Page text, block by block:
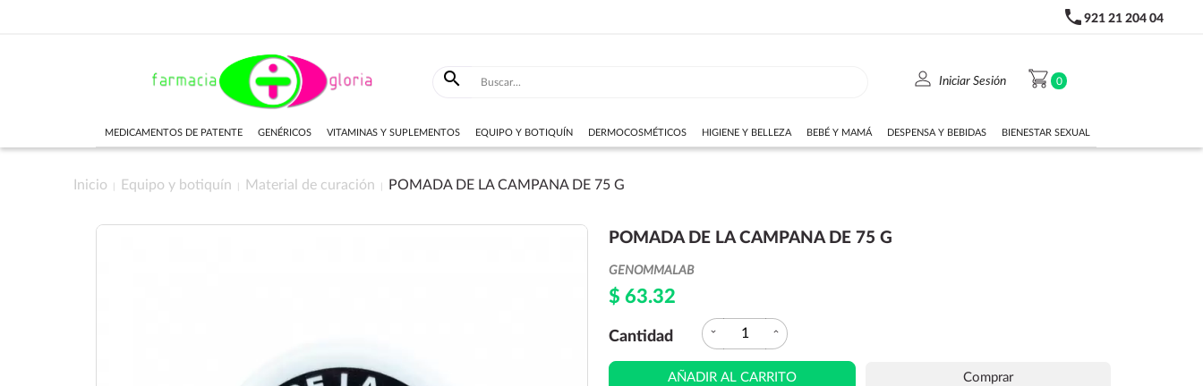
phone 921 21 204 04
 person Iniciar Sesión shopping_cart 0
MEDICAMENTOS DE PATENTE GENÉRICOS VITAMINAS Y SUPLEMENTOS EQUIPO Y BOTIQUÍN DERMOCOSMÉTICOS HIGIENE Y BELLEZA BEBÉ Y MAMÁ DESPENSA Y BEBIDAS BIENESTAR SEXUAL
Inicio Equipo y botiquín Material de curación POMADA DE LA CAMPANA DE 75 G
POMADA DE LA CAMPANA DE 75 G
GENOMMALAB
$ 63.32
Cantidad expand_more expand_less
AÑADIR AL CARRITO Comprar